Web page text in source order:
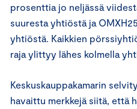
prosenttia jo neljässä
suuresta yhtiöstä ja
yhtiöstä. Kaikkien
raja ylittyy lähes kolmella
Keskuskauppakamarin
havaittu merkkejä siitä, että